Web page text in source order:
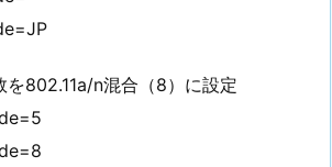
を802.11a/n混合（8）に設定